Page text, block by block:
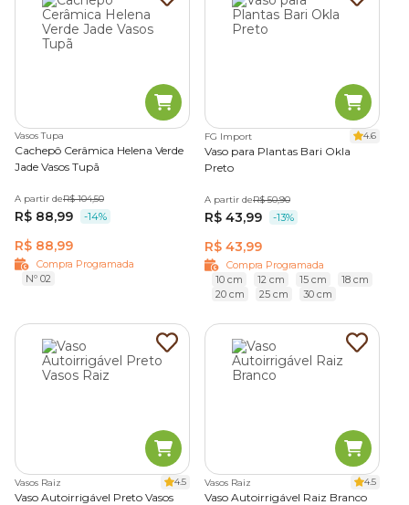
Vasos Tupa
Cachepô Cerâmica Helena Verde
Jade Vasos Tupã
A partir deR$ 104,50
R$ 88,99 -14%
R$ 88,99
Compra Programada
Nº 02
FG Import 4.6
Vaso para Plantas Bari Okla
Preto
A partir deR$ 50,90
R$ 43,99 -13%
R$ 43,99
Compra Programada
10 cm
12 cm 15 cm
18 cm
20 cm
25 cm 30 cm
Vasos Raiz 4.5
Vaso Autoirrigável Preto Vasos
Vasos Raiz 4.5
Vaso Autoirrigável Raiz Branco